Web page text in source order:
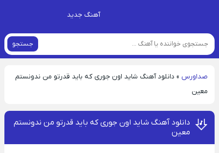
آهنگ جدید
جستجو
صداورس » دانلود آهنگ شاید اون جوری که باید قدرتو من ندونستم
معین
دانلود آهنگ شاید اون جوری که باید قدرتو من ندونستم
معین